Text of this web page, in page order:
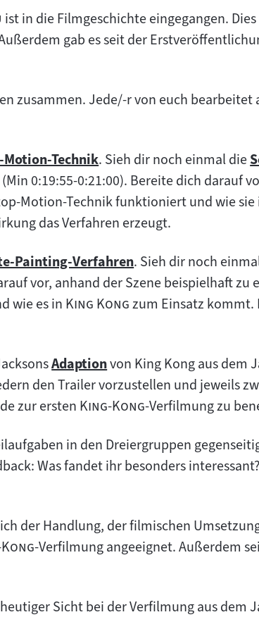
"ist in die Filmgeschichte eingegangen.
gab es seit der
zusammen. Jede/-r von euch bearbeitet
Motion-Technik. Sieh dir noch einmal die
0:19:55-0:21:00). Bereite dich darauf
Motion-Technik funktioniert und wie sie
das Verfahren erzeugt.
Painting-Verfahren. Sieh dir noch
vor, anhand der Szene beispielhaft zu
wie es in "
King Kong"zum Einsatz kommt.
Zum
Inhalt:
Adaptionvon King Kong aus dem
den Trailer vorzustellen und jeweils
zur ersten "
King-Kong"
-Verfilmung zu
in den Dreiergruppen
Was fandet ihr besonders
der Handlung, der filmischen
"
-Verfilmung angeeignet. Außerdem
Sicht bei der Verfilmung aus dem